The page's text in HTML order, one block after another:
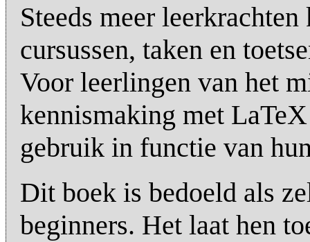
Steeds meer
cursussen, taken en
Voor leerlingen van het
kennismaking met
gebruik in functie van
Dit boek is bedoeld als
beginners. Het laat hen